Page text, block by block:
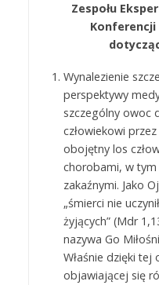
Zespołu
Wynalezienie
perspektywy
szczególny owoc
człowiekowi
obojętny los
chorobami, w
zakaźnymi. Jako
„śmierci nie
żyjących” (Mdr
nazywa Go
Właśnie dzięki
objawiającej się